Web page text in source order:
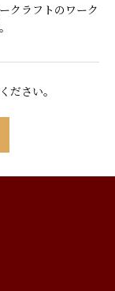
クラフトのワーク
ださい。